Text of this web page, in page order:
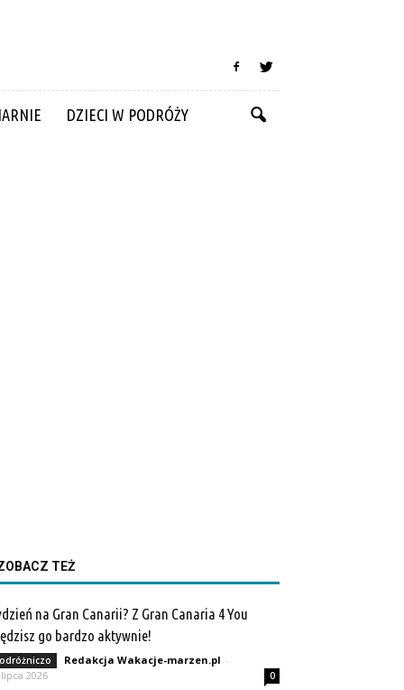
DZIECI W PODRÓŻY
TEŻ
na Gran Canarii? Z Gran Canaria 4 You
go bardzo aktywnie!
Redakcja Wakacje-marzen.pl -
2026
0